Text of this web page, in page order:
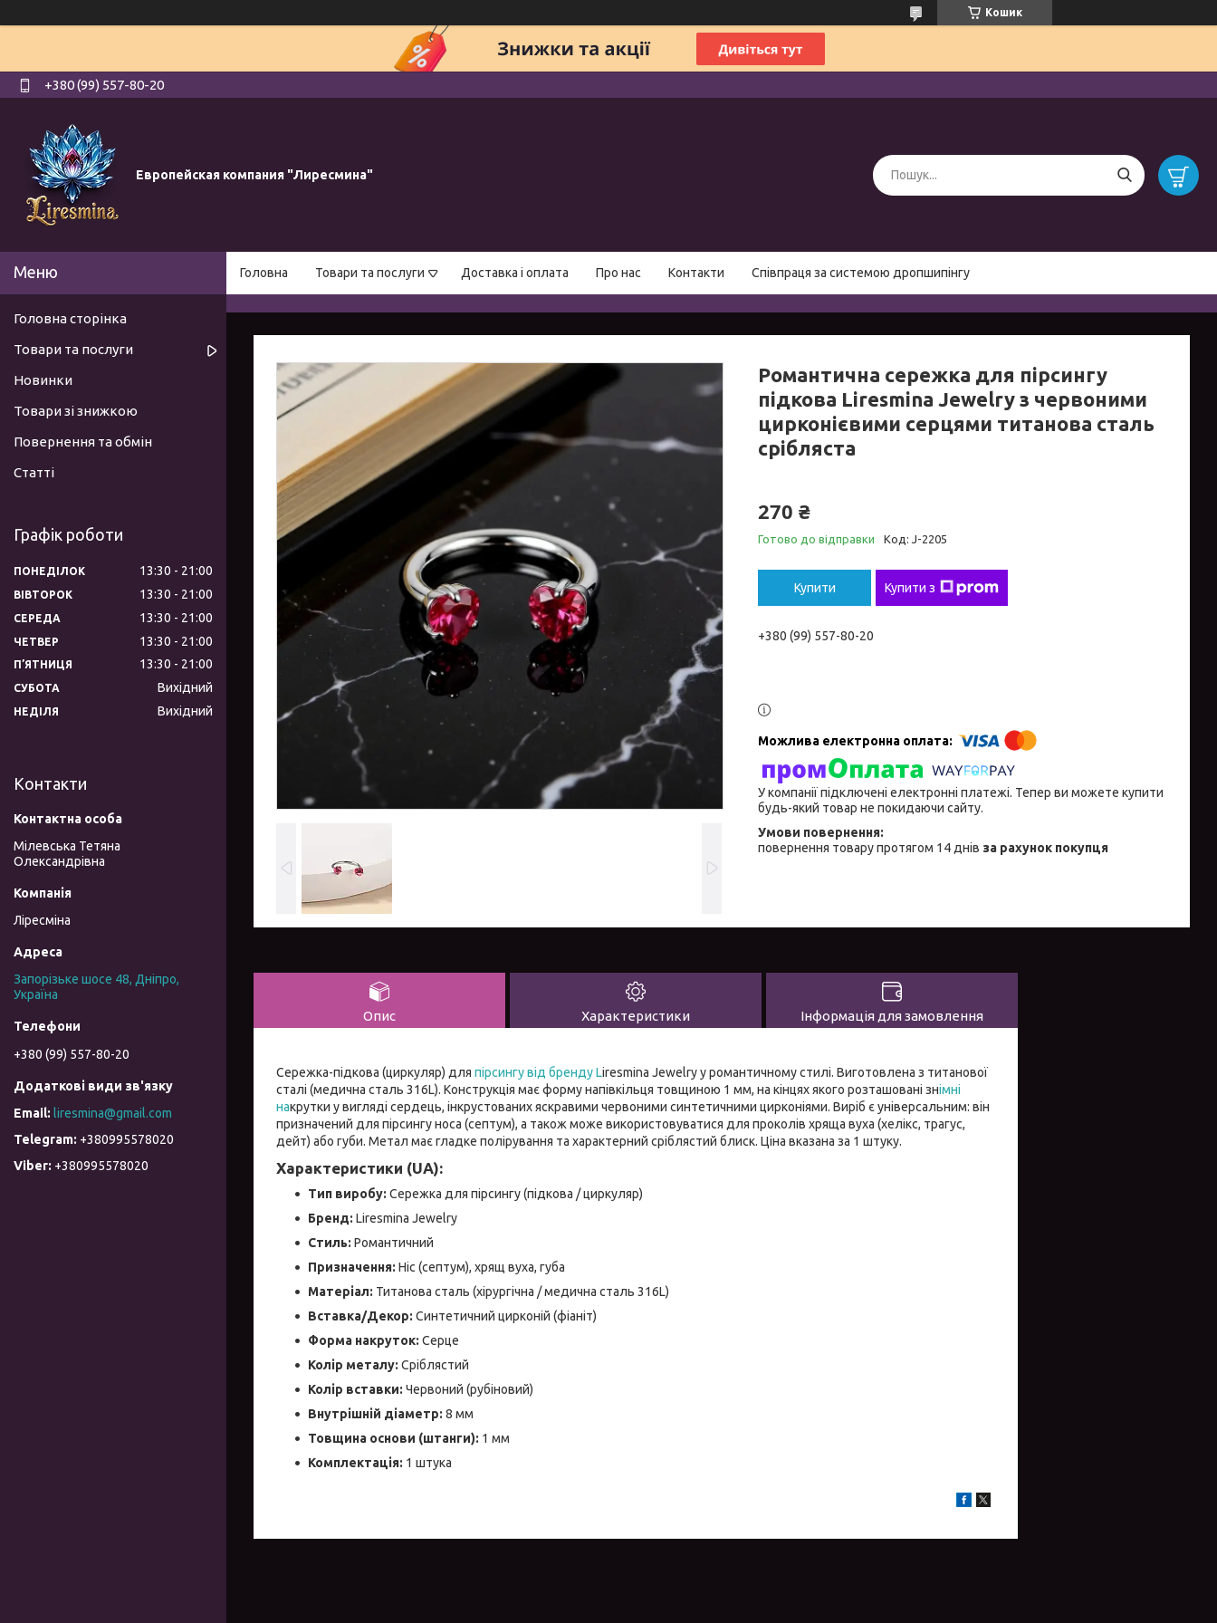
Кошик
+380 (99) 557-80-20
Европейская компания "Лиресмина"
Головна Товари та послуги Доставка і оплата Про нас Контакти Співпраця за системою дропшипінгу
Романтична сережка для пірсингу
підкова Liresmina Jewelry з червоними
цирконієвими серцями титанова сталь
срібляста
270 ₴
Готово до відправки Код: J-2205
Купити Купити з
+380 (99) 557-80-20
У компанії підключені електронні платежі. Тепер ви можете купити
будь-який товар не покидаючи сайту.
повернення товару протягом 14 днів за рахунок покупця
Опис Характеристики Інформація для замовлення
Сережка-підкова (циркуляр) для пірсингу від бренду Liresmina Jewelry у романтичному стилі. Виготовлена з титанової
сталі (медична сталь 316L). Конструкція має форму напівкільця товщиною 1 мм, на кінцях якого розташовані знімні
накрутки у вигляді сердець, інкрустованих яскравими червоними синтетичними цирконіями. Виріб є універсальним: він
призначений для пірсингу носа (септум), а також може використовуватися для проколів хряща вуха (хелікс, трагус,
дейт) або губи. Метал має гладке полірування та характерний сріблястий блиск. Ціна вказана за 1 штуку.
Характеристики (UA):
Тип виробу: Сережка для пірсингу (підкова / циркуляр)
Бренд: Liresmina Jewelry
Стиль: Романтичний
Призначення: Ніс (септум), хрящ вуха, губа
Матеріал: Титанова сталь (хірургічна / медична сталь 316L)
Вставка/Декор: Синтетичний цирконій (фіаніт)
Форма накруток: Серце
Колір металу: Сріблястий
Колір вставки: Червоний (рубіновий)
Внутрішній діаметр: 8 мм
Товщина основи (штанги): 1 мм
Комплектація: 1 штука
Головна сторінка
Товари та послуги
Новинки
Товари зі знижкою
Повернення та обмін
Статті
Графік роботи
ПОНЕДІЛОК 13:30 21:00
ВІВТОРОК 13:30 21:00
СЕРЕДА 13:30 21:00
ЧЕТВЕР 13:30 21:00
ПʼЯТНИЦЯ 13:30 21:00
СУБОТА Вихідний
НЕДІЛЯ Вихідний
Контакти
Мілевська Тетяна
Олександрівна
Ліресміна
Запорізьке шосе 48, Дніпро,
Україна
+380 (99) 557-80-20
liresmina@gmail.com
+380995578020
+380995578020